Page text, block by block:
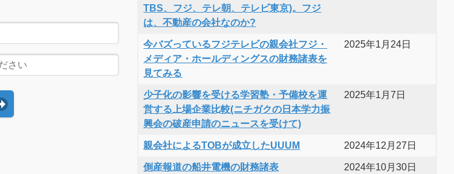
TBS、フジ、テレ朝、テレビ東京)。フジ
は、不動産の会社なのか?
今バズっているフジテレビの親会社フジ・
メディア・ホールディングスの財務諸表を
見てみる
2025年1月24日
少子化の影響を受ける学習塾・予備校を運
営する上場企業比較(ニチガクの日本学力振
興会の破産申請のニュースを受けて)
2025年1月7日
親会社によるTOBが成立したUUUM 2024年12月27日
倒産報道の船井電機の財務諸表 2024年10月30日